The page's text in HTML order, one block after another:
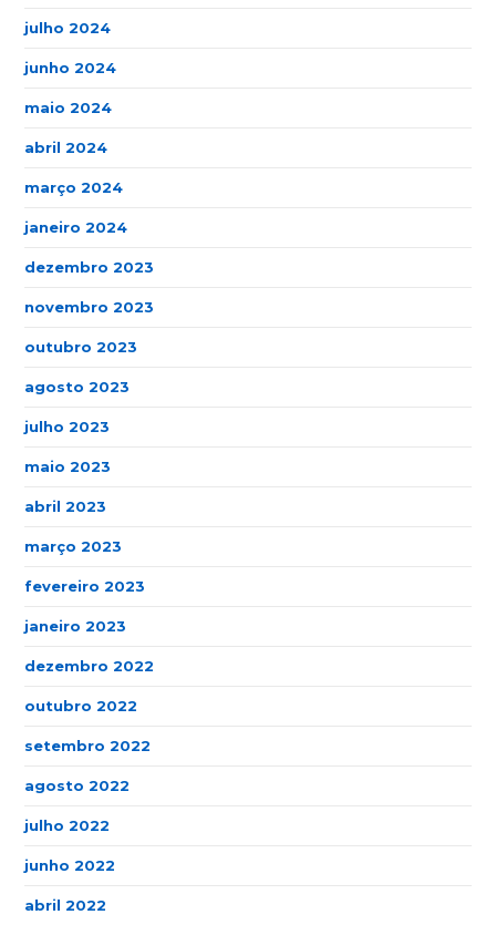
julho 2024
junho 2024
maio 2024
abril 2024
março 2024
janeiro 2024
dezembro 2023
novembro 2023
outubro 2023
agosto 2023
julho 2023
maio 2023
abril 2023
março 2023
fevereiro 2023
janeiro 2023
dezembro 2022
outubro 2022
setembro 2022
agosto 2022
julho 2022
junho 2022
abril 2022